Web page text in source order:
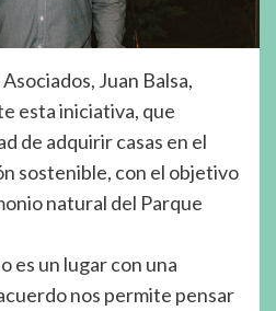
Juan Balsa,
esta iniciativa, que
de adquirir casas en el
sostenible, con el objetivo
natural del Parque
es un lugar con una
nos permite pensar